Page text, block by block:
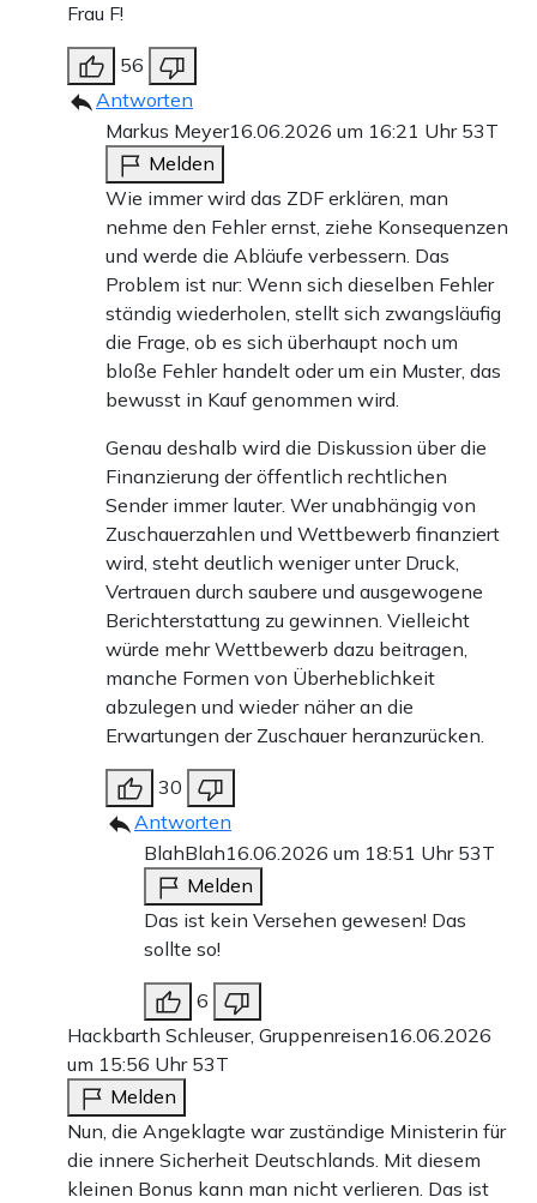
Frau F!
56
Antworten
Markus Meyer16.06.2026 um 16:21 Uhr 53T
Melden
Wie immer wird das ZDF erklären, man
nehme den Fehler ernst, ziehe Konsequenzen
und werde die Abläufe verbessern. Das
Problem ist nur: Wenn sich dieselben Fehler
ständig wiederholen, stellt sich zwangsläufig
die Frage, ob es sich überhaupt noch um
bloße Fehler handelt oder um ein Muster, das
bewusst in Kauf genommen wird.
Genau deshalb wird die Diskussion über die
Finanzierung der öffentlich rechtlichen
Sender immer lauter. Wer unabhängig von
Zuschauerzahlen und Wettbewerb finanziert
wird, steht deutlich weniger unter Druck,
Vertrauen durch saubere und ausgewogene
Berichterstattung zu gewinnen. Vielleicht
würde mehr Wettbewerb dazu beitragen,
manche Formen von Überheblichkeit
abzulegen und wieder näher an die
Erwartungen der Zuschauer heranzurücken.
30
Antworten
BlahBlah16.06.2026 um 18:51 Uhr 53T
Melden
Das ist kein Versehen gewesen! Das
sollte so!
6
Hackbarth Schleuser, Gruppenreisen16.06.2026
um 15:56 Uhr 53T
Melden
Nun, die Angeklagte war zuständige Ministerin für
die innere Sicherheit Deutschlands. Mit diesem
kleinen Bonus kann man nicht verlieren. Das ist